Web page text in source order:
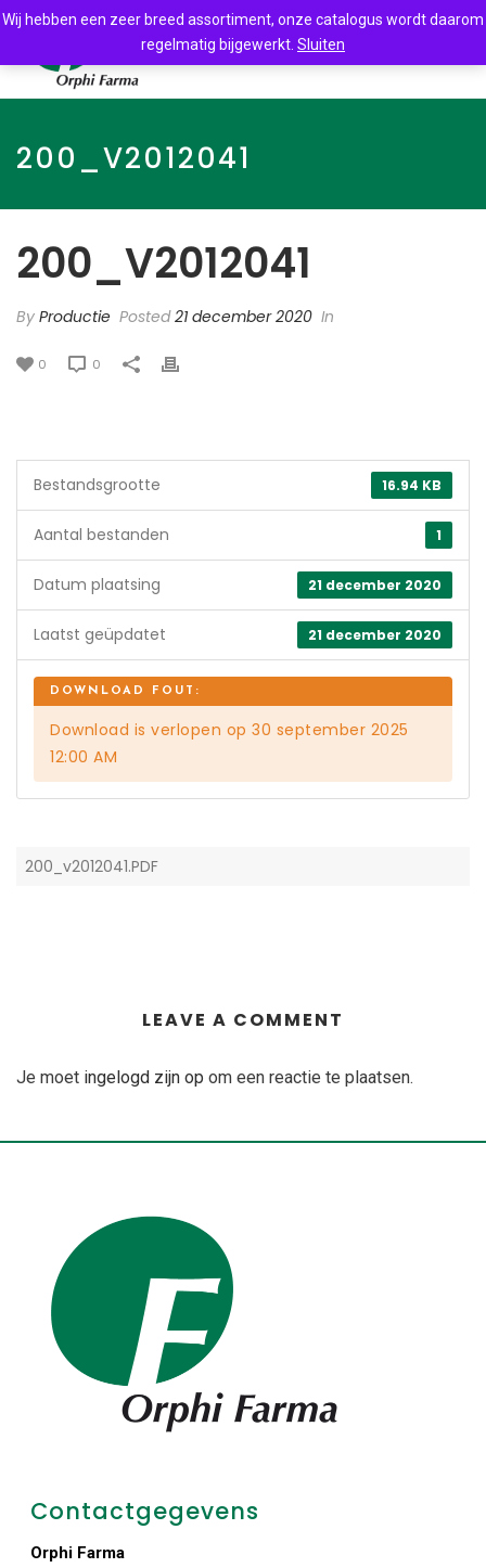
200_V2012041
200_V2012041
By Productie Posted21 december 2020 In
0 0
16.94 KB
Bestandsgrootte
1
Aantal bestanden
21 december 2020
Datum plaatsing
21 december 2020
Laatst geüpdatet
Download is verlopen op 30 september 2025
12:00 AM
200_v2012041.PDF
LEAVE A COMMENT
Je moet ingelogd zijn op om een reactie te plaatsen.
Contactgegevens
Orphi Farma
Wij hebben een zeer breed assortiment, onze catalogus wordt daarom
regelmatig bijgewerkt. Sluiten